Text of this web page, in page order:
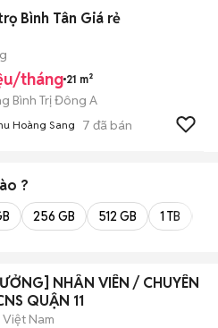
Bình Tân Giá rẻ
tháng 21 m²
Bình Trị Đông A
Hoàng Sang 7 đã bán
?
256 GB 512 GB 1 TB
NHÂN VIÊN / CHUYÊN
QUẬN 11
Việt Nam